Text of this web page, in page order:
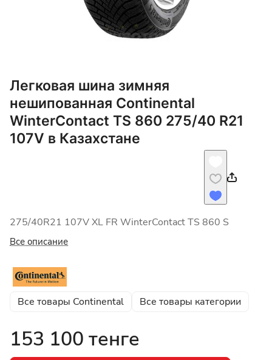
Легковая шина зимняя
нешипованная Continental
WinterContact TS 860 275/40 R21
107V в Казахстане
275/40R21 107V XL FR WinterContact TS 860 S
Все описание
Все товары Continental Все товары категории
153 100 тенге